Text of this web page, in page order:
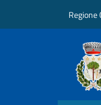
Regione